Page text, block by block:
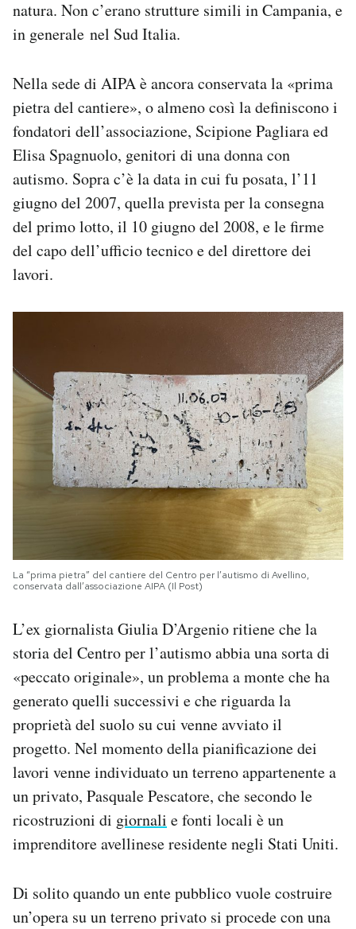
natura. Non c’erano strutture simili in Campania, e
in generale nel Sud Italia.
Nella sede di AIPA è ancora conservata la «prima
pietra del cantiere», o almeno così la definiscono i
fondatori dell’associazione, Scipione Pagliara ed
Elisa Spagnuolo, genitori di una donna con
autismo. Sopra c’è la data in cui fu posata, l’11
giugno del 2007, quella prevista per la consegna
del primo lotto, il 10 giugno del 2008, e le firme
del capo dell’ufficio tecnico e del direttore dei
lavori.
La “prima pietra” del cantiere del Centro per l’autismo di Avellino,
conservata dall’associazione AIPA (Il Post)
L’ex giornalista Giulia D’Argenio ritiene che la
storia del Centro per l’autismo abbia una sorta di
«peccato originale», un problema a monte che ha
generato quelli successivi e che riguarda la
proprietà del suolo su cui venne avviato il
progetto. Nel momento della pianificazione dei
lavori venne individuato un terreno appartenente a
un privato, Pasquale Pescatore, che secondo le
ricostruzioni di giornali e fonti locali è un
imprenditore avellinese residente negli Stati Uniti.
Di solito quando un ente pubblico vuole costruire
un’opera su un terreno privato si procede con una